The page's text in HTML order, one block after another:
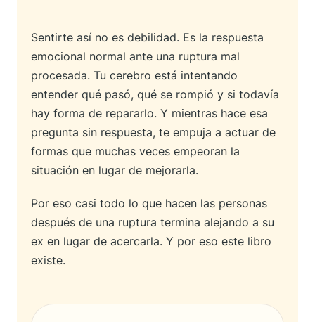
Sentirte así no es debilidad. Es la respuesta
emocional normal ante una ruptura mal
procesada. Tu cerebro está intentando
entender qué pasó, qué se rompió y si todavía
hay forma de repararlo. Y mientras hace esa
pregunta sin respuesta, te empuja a actuar de
formas que muchas veces empeoran la
situación en lugar de mejorarla.
Por eso casi todo lo que hacen las personas
después de una ruptura termina alejando a su
ex en lugar de acercarla. Y por eso este libro
existe.